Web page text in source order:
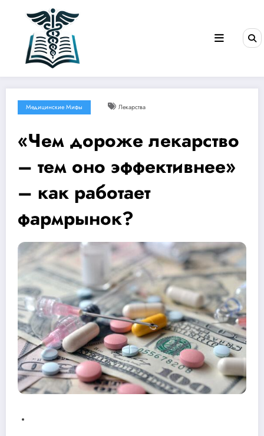
содержимому
Медицинские Мифы Лекарства
«Чем дороже лекарство
– тем оно эффективнее»
– как работает
фармрынок?